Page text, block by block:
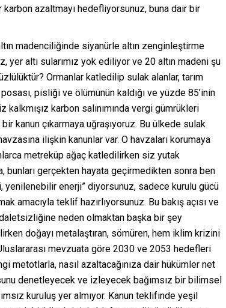
azaltmayı hedefliyorsunuz, buna dair bir
madenciliğinde siyanürle altın zenginleştirme
yer altı sularımız yok ediliyor ve 20 altın madeni şu
Ormanlar katledilip sulak alanlar, tarım
pisliği ve ölümünün kaldığı ve yüzde 85’inin
karbon salınımında vergi gümrükleri
kanun çıkarmaya uğraşıyoruz. Bu ülkede sulak
ilişkin kanunlar var. O havzaları korumaya
metreküp ağaç katledilirken siz yutak
bunları gerçekten hayata geçirmedikten sonra ben
enerji” diyorsunuz, sadece kurulu gücü
amacıyla teklif hazırlıyorsunuz. Bu bakış açısı ve
neden olmaktan başka bir şey
doğayı metalaştıran, sömüren, hem iklim krizini
mevzuata göre 2030 ve 2053 hedefleri
metotlarla, nasıl azaltacağınıza dair hükümler net
denetleyecek ve izleyecek bağımsız bir bilimsel
kuruluş yer almıyor. Kanun teklifinde yeşil